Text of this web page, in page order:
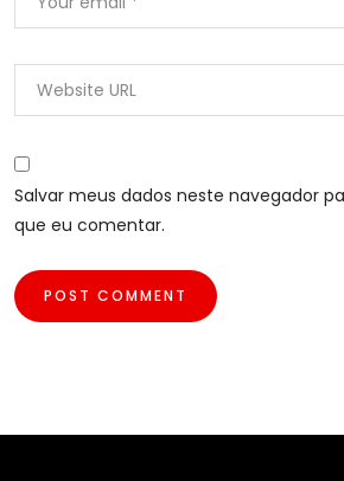
Salvar meus dados neste navegador
que eu comentar.